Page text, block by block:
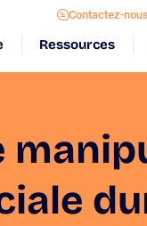
Contactez-nous
Ressources